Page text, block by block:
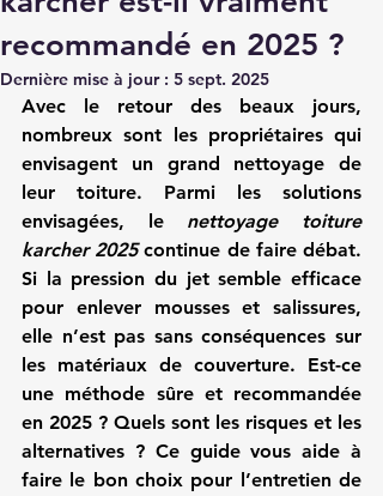
recommandé en 2025 ?
Dernière mise à jour : 5 sept. 2025
Avec le retour des beaux jours,
nombreux sont les propriétaires qui
envisagent un grand nettoyage de
leur toiture. Parmi les solutions
envisagées, le nettoyage toiture
karcher 2025 continue de faire débat.
Si la pression du jet semble efficace
pour enlever mousses et salissures,
elle n’est pas sans conséquences sur
les matériaux de couverture. Est-ce
une méthode sûre et recommandée
en 2025 ? Quels sont les risques et les
alternatives ? Ce guide vous aide à
faire le bon choix pour l’entretien de